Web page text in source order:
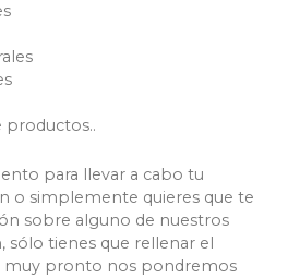
productos..
para llevar a cabo tu
o simplemente quieres que te
sobre alguno de nuestros
sólo tienes que rellenar el
muy pronto nos pondremos